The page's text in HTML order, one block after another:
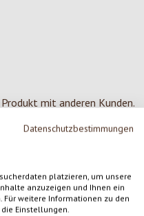
Datenschutzbestimmungen
platzieren, um unsere
anzuzeigen und Ihnen ein
Für weitere Informationen zu den
Einstellungen.
von 5 Sternen
mit anderen Kunden.
Sprache anzeigen.